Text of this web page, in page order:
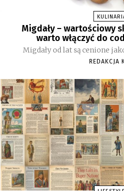
Migdały – wartościowy
warto włączyć do
Migdały od lat są cenione
REDAKCJA